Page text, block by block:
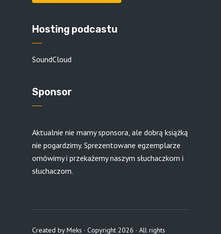
Hosting podcastu
SoundCloud
Sponsor
Aktualnie nie mamy sponsora, ale dobrą książką
nie pogardzimy. Sprezentowane egzemplarze
omówimy i przekażemy naszym słuchaczkom i
słuchaczom.
Created byMeks · Copyright 2026 · All rights